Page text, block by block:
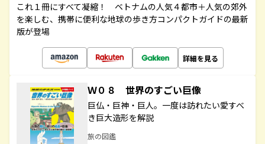
これ１冊にすべて凝縮！ ベトナムの人気４都市＋人気の郊外
を楽しむ、携帯に便利な地球の歩き方コンパクトガイドの最新
版が登場
詳細を見る
Ｗ０８ 世界のすごい巨像
巨仏・巨神・巨人。一度は訪れたい愛すべ
き巨大造形を解説
旅の図鑑